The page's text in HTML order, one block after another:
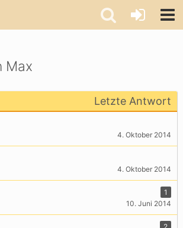
Max
Letzte Antwort
4. Oktober 2014
4. Oktober 2014
1
10. Juni 2014